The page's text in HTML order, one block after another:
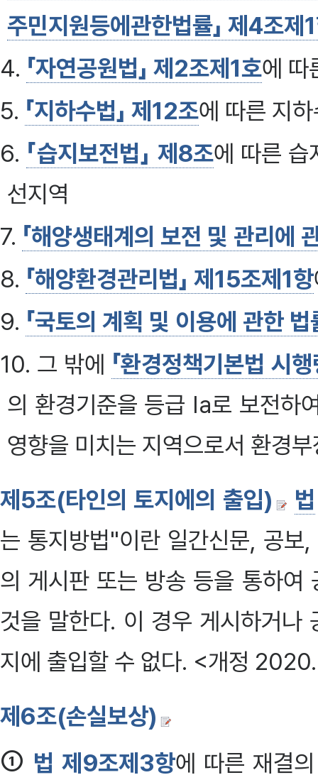
주민지원등에관한법률」 제4조제
4. 「자연공원법」 제2조제1호에 따
5. 「지하수법」 제12조에 따른 지
6. 「습지보전법」 제8조에 따른 습
선지역
7. 「해양생태계의 보전 및 관리에
8. 「해양환경관리법」 제15조제1항
9. 「국토의 계획 및 이용에 관한
10. 그 밖에 「환경정책기본법 시
의 환경기준을 등급 Ⅰa로 보전하
영향을 미치는 지역으로서 환경
제5조(타인의 토지에의 출입)
법
는 통지방법"이란 일간신문, 공보
의 게시판 또는 방송 등을 통하여
것을 말한다. 이 경우 게시하거
지에 출입할 수 없다. <개정
제6조(손실보상)
① 법 제9조제3항에 따른 재결